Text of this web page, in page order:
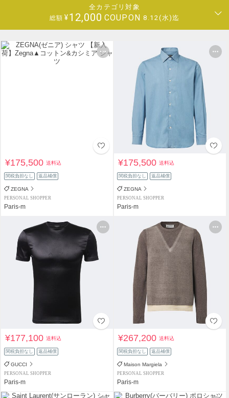
全カテゴリ対象
総額 ¥12,000 COUPON 8.12(水)迄
¥175,500送料込
関税負担なし 返品補償
ZEGNA
PERSONAL SHOPPER
Paris-m
¥175,500送料込
関税負担なし 返品補償
ZEGNA
PERSONAL SHOPPER
Paris-m
¥177,100送料込
関税負担なし 返品補償
GUCCI
PERSONAL SHOPPER
Paris-m
¥267,200送料込
関税負担なし 返品補償
Maison Margiela
PERSONAL SHOPPER
Paris-m